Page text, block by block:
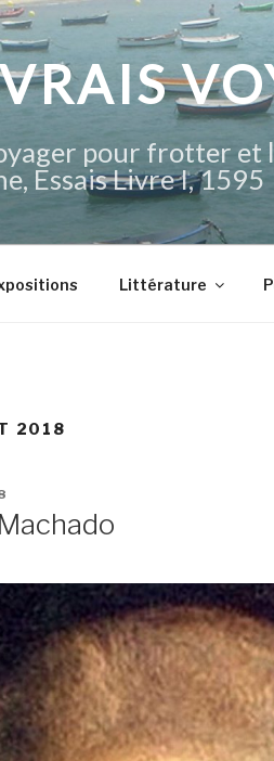
pour frotter et
Essais Livre I, 1595
Littérature
2018